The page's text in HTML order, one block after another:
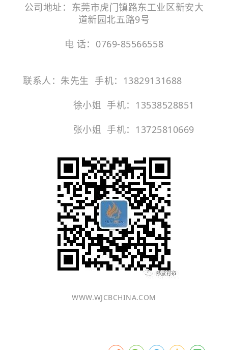
公司地址：东莞市虎门镇路东工业区新安大
道新园北五路9号
电 话：0769-85566558
联系人：朱先生 手机：13829131688
徐小姐 手机：13538528851
张小姐 手机：13725810669
WWW.WJCBCHINA.COM